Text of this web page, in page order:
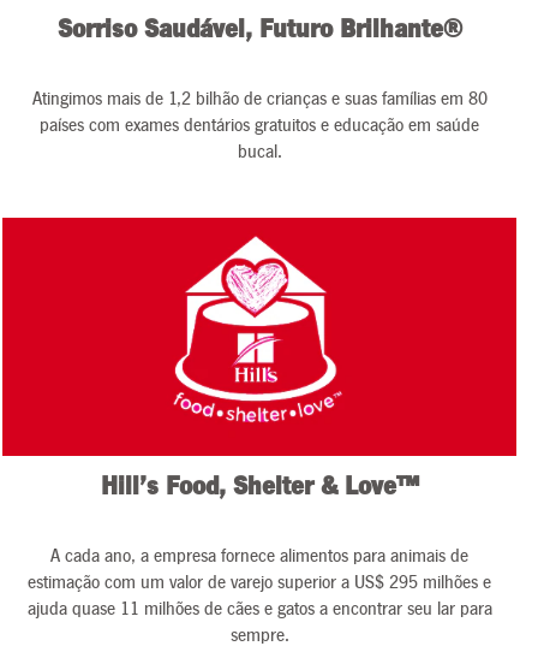
Sorriso Saudável, Futuro Brilhante®
Atingimos mais de 1,2 bilhão de crianças e suas famílias em 80
países com exames dentários gratuitos e educação em saúde
bucal.
Hill’s Food, Shelter & Love™
A cada ano, a empresa fornece alimentos para animais de
estimação com um valor de varejo superior a US$ 295 milhões e
ajuda quase 11 milhões de cães e gatos a encontrar seu lar para
sempre.